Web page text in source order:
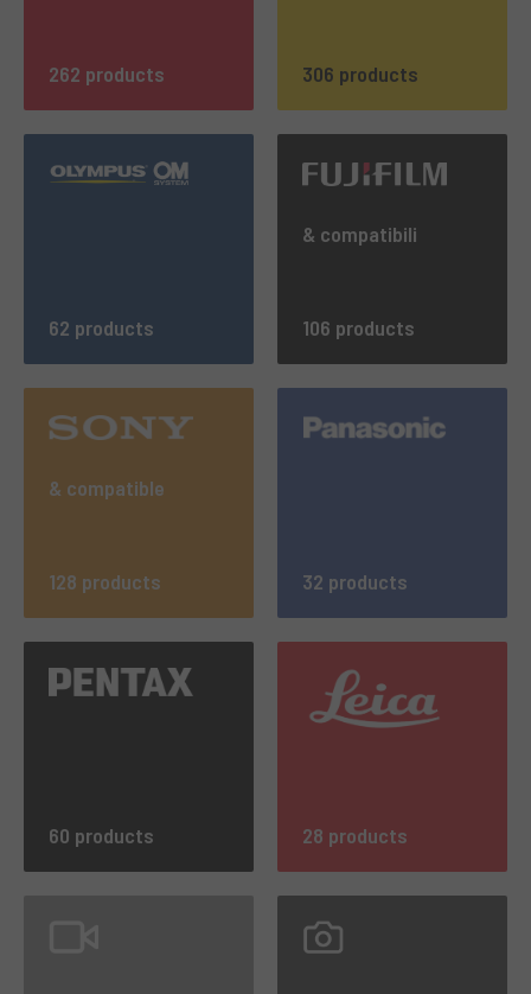
262 products 306 products
62 products
& compatibili
106 products
& compatible
128 products 32 products
60 products 28 products